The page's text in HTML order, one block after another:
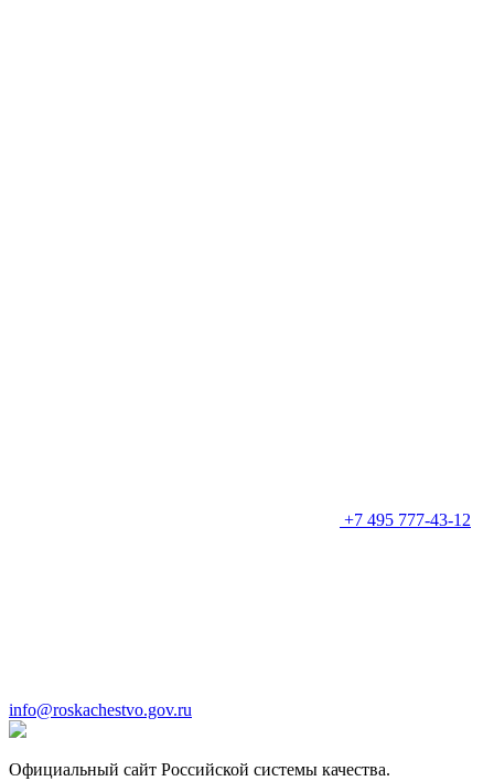
+7 495 777-43-12
info@roskachestvo.gov.ru
Официальный сайт Российской системы качества.